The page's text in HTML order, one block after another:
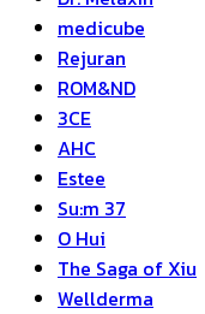
medicube
Rejuran
ROM&ND
3CE
AHC
Estee
Su:m 37
O Hui
The Saga of Xiu
Wellderma